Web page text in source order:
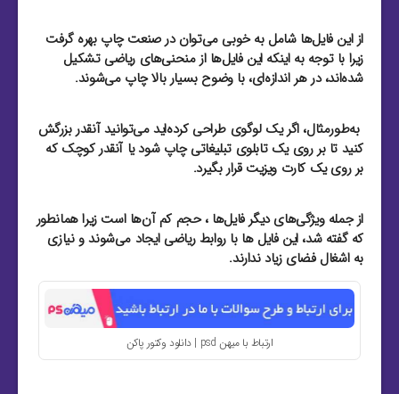
از این فایل‌‌ها شامل به خوبی می‌توان در صنعت چاپ بهره گرفت
زیرا با توجه به اینکه این فایل‌‌ها از منحنی‌های ریاضی تشکیل
شده‌اند، در هر اندازه‌ای، با وضوح بسیار بالا چاپ می‌شوند.
به‌طور‌مثال، اگر یک لوگوی طراحی کرده‌اید می‌توانید آنقدر بزرگش
کنید تا بر روی یک تابلوی تبلیغاتی چاپ شود یا آنقدر کوچک که
بر روی یک کارت ویزیت قرار بگیرد.
از جمله ویژگی‌های دیگر فایل‌ها ، حجم کم آن‌ها است زیرا همانطور
که گفته شد، این فایل‌ ها با روابط ریاضی ایجاد می‌شوند و نیازی
به اشغال فضای زیاد ندارند.
ارتباط با میهن psd | دانلود وکتور پاکن